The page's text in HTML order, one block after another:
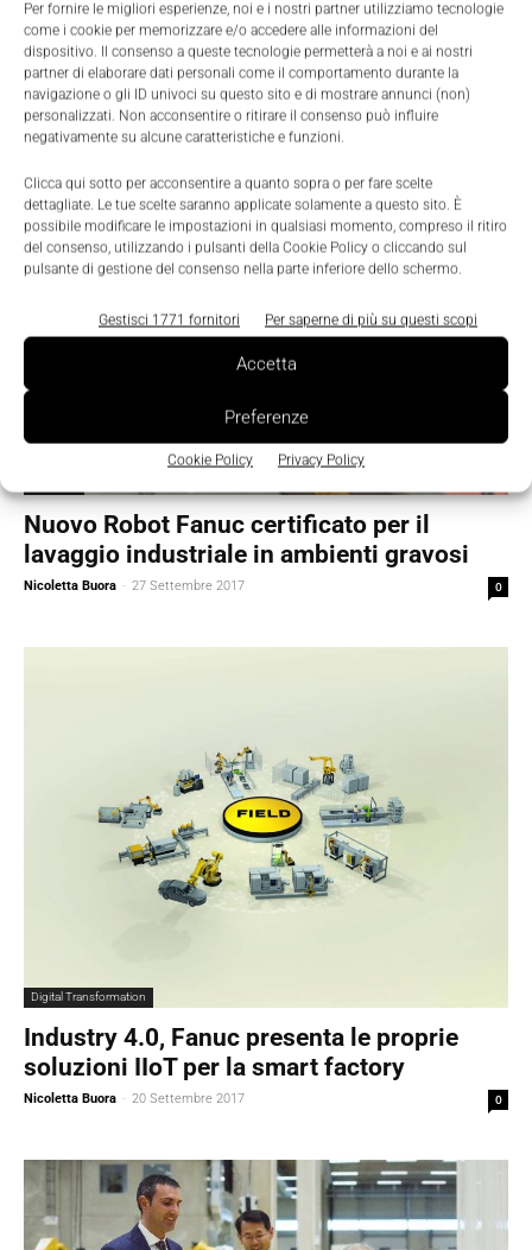
Per fornire le migliori esperienze, noi e i nostri partner utilizziamo tecnologie
come i cookie per memorizzare e/o accedere alle informazioni del
dispositivo. Il consenso a queste tecnologie permetterà a noi e ai nostri
partner di elaborare dati personali come il comportamento durante la
navigazione o gli ID univoci su questo sito e di mostrare annunci (non)
personalizzati. Non acconsentire o ritirare il consenso può influire
negativamente su alcune caratteristiche e funzioni.
Clicca qui sotto per acconsentire a quanto sopra o per fare scelte
dettagliate. Le tue scelte saranno applicate solamente a questo sito. È
possibile modificare le impostazioni in qualsiasi momento, compreso il ritiro
del consenso, utilizzando i pulsanti della Cookie Policy o cliccando sul
pulsante di gestione del consenso nella parte inferiore dello schermo.
Gestisci 1771 fornitori Per saperne di più su questi scopi
Accetta
Preferenze
Cookie Policy Privacy Policy
Prodotti
Fanuc presenta nuovo robot certificato per
il lavaggio industriale in ambienti gravosi
Nicoletta Buora - 28 Settembre 2017
Nuovo Robot Fanuc certificato per il
lavaggio industriale in ambienti gravosi
Nicoletta Buora - 27 Settembre 2017 0
Digital Transformation
Industry 4.0, Fanuc presenta le proprie
soluzioni IIoT per la smart factory
Nicoletta Buora - 20 Settembre 2017 0